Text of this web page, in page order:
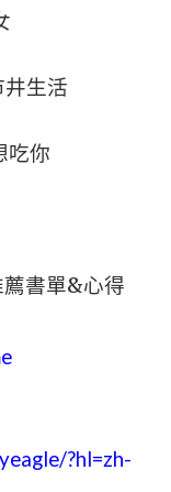
井生活
吃你
書單&心得
?hl=zh-